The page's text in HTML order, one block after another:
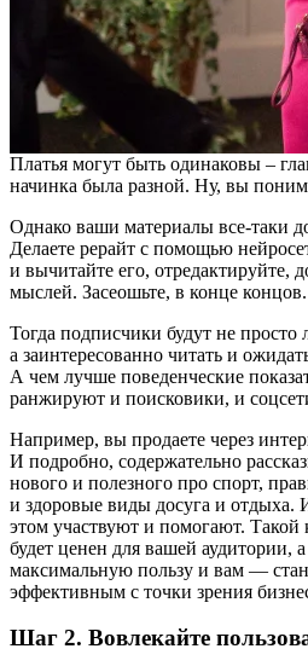
Платья могут быть одинаковы –
начинка была разной. Ну, вы
Однако ваши материалы все-таки
Делаете рерайт с помощью
и вычитайте его, отредактируйте,
мыслей. Засеошьте, в конце концов.
Тогда подписчики будут не просто
а заинтересованно читать и
А чем лучше поведенческие
ранжируют и поисковики, и
Например, вы продаете через
И подробно, содержательно
нового и полезного про спорт,
и здоровые виды досуга и отдыха.
этом участвуют и помогают. Такой
будет ценен для вашей аудитории,
максимальную пользу и вам —
эффективным с точки зрения
Шаг 2. Вовлекайте